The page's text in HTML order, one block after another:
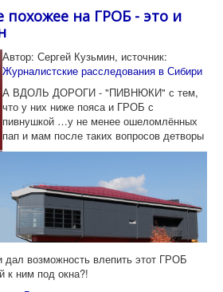
на ГРОБ - это и
Автор: Сергей Кузьмин, источник:
Журналистские расследования в Сибири
А ВДОЛЬ ДОРОГИ - "ПИВНЮКИ" с тем,
что у них ниже пояса и ГРОБ с
пивнушкой …у не менее ошеломлённых
пап и мам после таких вопросов детворы
возможность влепить этот ГРОБ
к ним под окна?!